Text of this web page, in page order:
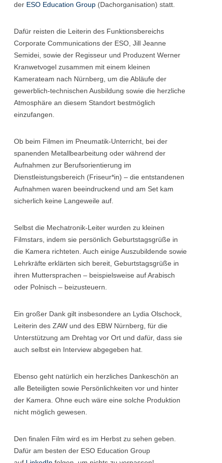
der ESO Education Group (Dachorganisation) statt.
Dafür reisten die Leiterin des Funktionsbereichs
Corporate Communications der ESO, Jill Jeanne
Semidei, sowie der Regisseur und Produzent Werner
Kranwetvogel zusammen mit einem kleinen
Kamerateam nach Nürnberg, um die Abläufe der
gewerblich-technischen Ausbildung sowie die herzliche
Atmosphäre an diesem Standort bestmöglich
einzufangen.
Ob beim Filmen im Pneumatik-Unterricht, bei der
spanenden Metallbearbeitung oder während der
Aufnahmen zur Berufsorientierung im
Dienstleistungsbereich (Friseur*in) – die entstandenen
Aufnahmen waren beeindruckend und am Set kam
sicherlich keine Langeweile auf.
Selbst die Mechatronik-Leiter wurden zu kleinen
Filmstars, indem sie persönlich Geburtstagsgrüße in
die Kamera richteten. Auch einige Auszubildende sowie
Lehrkräfte erklärten sich bereit, Geburtstagsgrüße in
ihren Muttersprachen – beispielsweise auf Arabisch
oder Polnisch – beizusteuern.
Ein großer Dank gilt insbesondere an Lydia Olschock,
Leiterin des ZAW und des EBW Nürnberg, für die
Unterstützung am Drehtag vor Ort und dafür, dass sie
auch selbst ein Interview abgegeben hat.
Ebenso geht natürlich ein herzliches Dankeschön an
alle Beteiligten sowie Persönlichkeiten vor und hinter
der Kamera. Ohne euch wäre eine solche Produktion
nicht möglich gewesen.
Den finalen Film wird es im Herbst zu sehen geben.
Dafür am besten der ESO Education Group